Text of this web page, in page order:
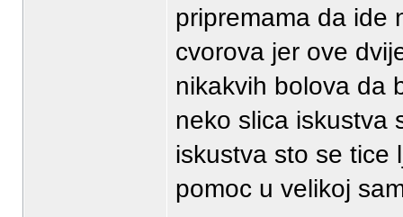
pripremama da ide
cvorova jer ove
nikakvih bolova da
neko slica iskustva
iskustva sto se tice
pomoc u velikoj